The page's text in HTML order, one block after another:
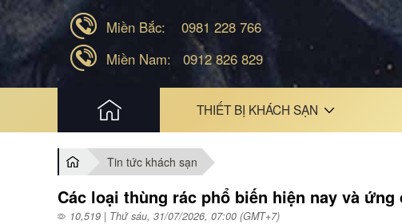
Miền Bắc:
0981 228 766
Miền Nam:
0912 826 829
THIẾT BỊ KHÁCH SẠN
Tin tức khách sạn
Các loại thùng rác phổ biến hiện nay và
10,519 | Thứ sáu, 31/07/2026, 07:00 (GMT+7)